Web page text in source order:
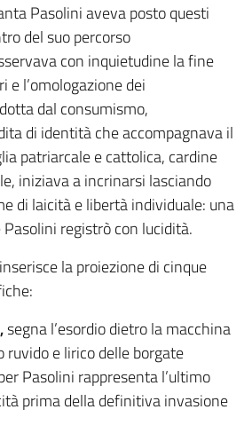
Pasolini aveva posto questi
del suo percorso
con inquietudine la fine
e l’omologazione dei
dal consumismo,
di identità che accompagnava il
patriarcale e cattolica, cardine
iniziava a incrinarsi lasciando
di laicità e libertà individuale: una
registrò con lucidità.
la proiezione di cinque
segna l’esordio dietro la macchina
ruvido e lirico delle borgate
Pasolini rappresenta l’ultimo
prima della definitiva invasione